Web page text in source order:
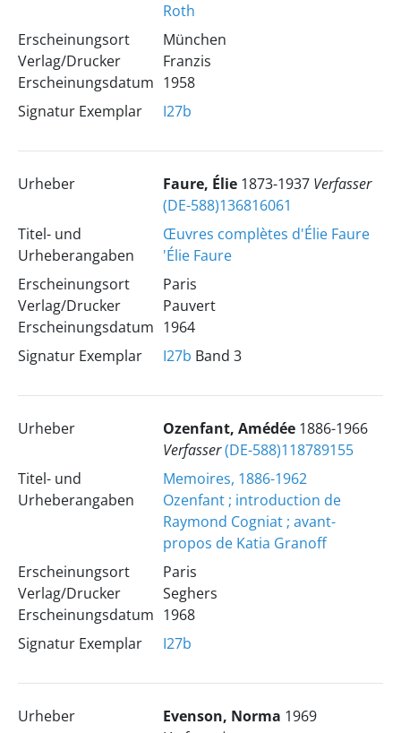
Roth
Erscheinungsort
Verlag/Drucker
Erscheinungsdatum
München
Franzis
1958
Signatur Exemplar
I27b
Urheber Faure, Élie 1873-1937 Verfasser
(DE-588)136816061
Titel- und
Urheberangaben
Œuvres complètes d'Élie Faure
'Élie Faure
Erscheinungsort
Verlag/Drucker
Erscheinungsdatum
Paris
Pauvert
1964
Signatur Exemplar
I27b Band 3
Urheber Ozenfant, Amédée 1886-1966
Verfasser(DE-588)118789155
Titel- und
Urheberangaben
Memoires, 1886-1962
Ozenfant ; introduction de
Raymond Cogniat ; avant-
propos de Katia Granoff
Erscheinungsort
Verlag/Drucker
Erscheinungsdatum
Paris
Seghers
1968
Signatur Exemplar
I27b
Urheber Evenson, Norma 1969